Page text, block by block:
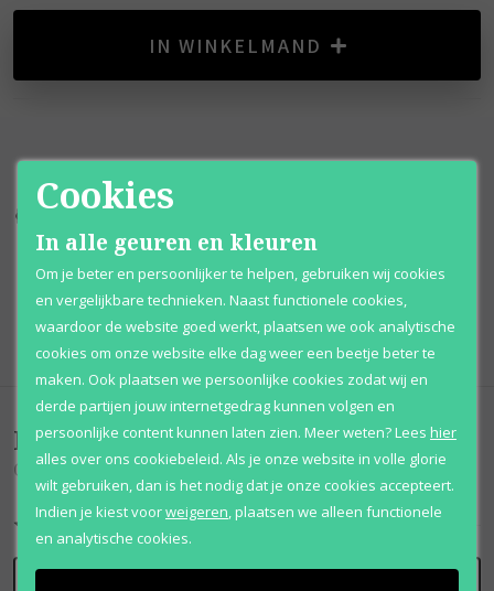
IN WINKELMAND
100% originele Afhalen mogelijk
Qshops Keurmerk
Beoordelingen(0)
Oud De Carthage
Cookies
In alle geuren en kleuren
Om je beter en persoonlijker te helpen, gebruiken wij cookies
en vergelijkbare technieken. Naast functionele cookies,
waardoor de website goed werkt, plaatsen we ook analytische
cookies om onze website elke dag weer een beetje beter te
maken. Ook plaatsen we persoonlijke cookies zodat wij en
derde partijen jouw internetgedrag kunnen volgen en
persoonlijke content kunnen laten zien. Meer weten?Lees hier
alles over ons cookiebeleid. Als je onze website in volle glorie
wilt gebruiken, dan is het nodig dat je onze cookies accepteert.
Indien je kiest voorweigeren,plaatsen we alleen functionele
en analytische cookies.